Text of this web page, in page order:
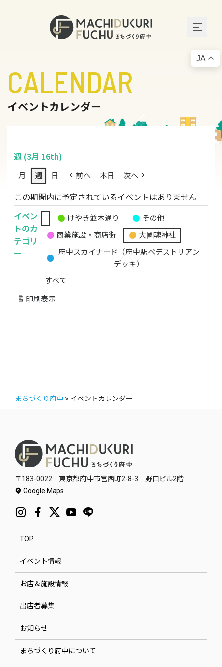
CALENDAR
イベントカレンダー
週 (3月 16th)
月 週 日 前へ 本日 次へ
この期間内に予定されているイベントはありません
イベン
トのカ
テゴリ
ー
無
題
カ
ゴ
リ
けやき並木通り
その他
商業施設・商店街
大國魂神社
府中スカイナード（府中駅ペデストリアン
デッキ）
すべて
印刷 表示
まちづくり府中 > イベントカレンダー
〒183-0022 東京都府中市宮西町2-8-3 野口ビル2階
Google Maps
TOP
イベント情報
お店＆施設情報
出店者募集
お知らせ
まちづくり府中について
JA